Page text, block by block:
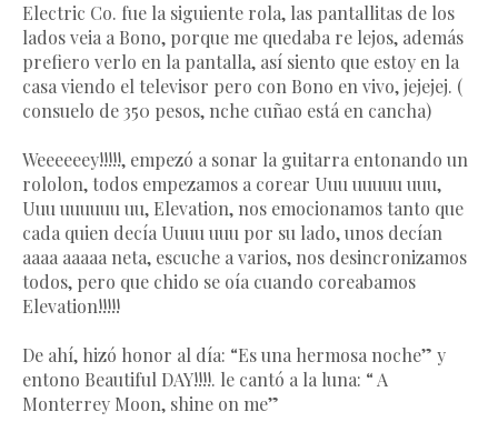
Electric Co. fue la siguiente rola, las pantallitas de los
lados veia a Bono, porque me quedaba re lejos, además
prefiero verlo en la pantalla, así siento que estoy en la
casa viendo el televisor pero con Bono en vivo, jejejej. (
consuelo de 350 pesos, nche cuñao está en cancha)
Weeeeeey!!!!!, empezó a sonar la guitarra entonando un
rololon, todos empezamos a corear Uuu uuuuu uuu,
Uuu uuuuuu uu, Elevation, nos emocionamos tanto que
cada quien decía Uuuu uuu por su lado, unos decían
aaaa aaaaa neta, escuche a varios, nos desincronizamos
todos, pero que chido se oía cuando coreabamos
Elevation!!!!!
De ahí, hizó honor al día: “Es una hermosa noche” y
entono Beautiful DAY!!!!. le cantó a la luna: “ A
Monterrey Moon, shine on me”